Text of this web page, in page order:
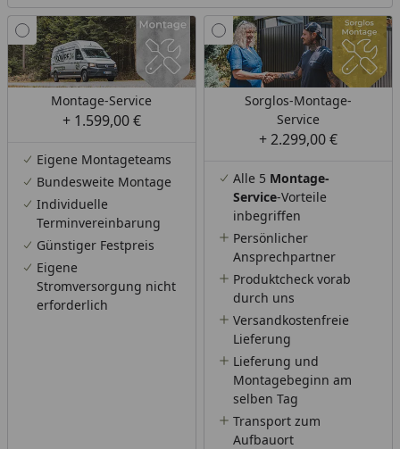
Montage-Service
+ 1.599,00 €
Eigene Montageteams
Bundesweite Montage
Individuelle
Terminvereinbarung
Günstiger Festpreis
Eigene
Stromversorgung nicht
erforderlich
Sorglos-Montage-
Service
+ 2.299,00 €
Alle 5 Montage-
Service-Vorteile
inbegriffen
Persönlicher
Ansprechpartner
Produktcheck vorab
durch uns
Versandkostenfreie
Lieferung
Lieferung und
Montagebeginn am
selben Tag
Transport zum
Aufbauort